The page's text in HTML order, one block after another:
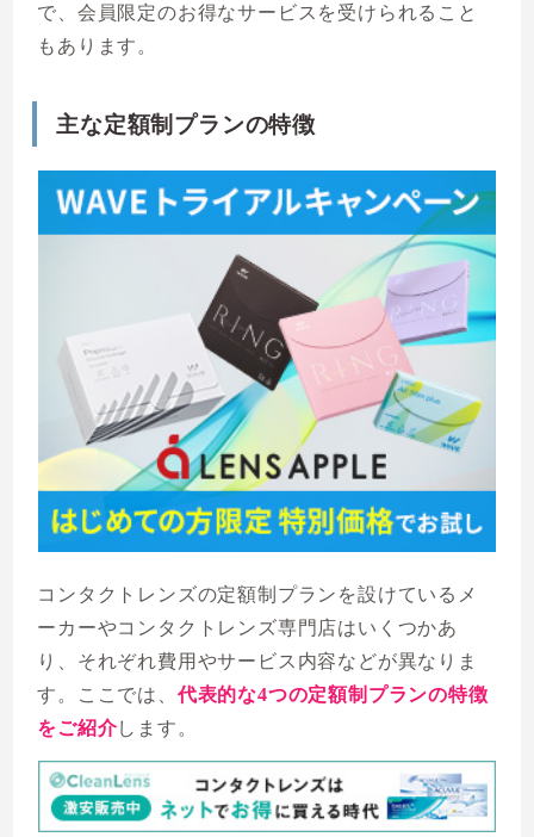
で、会員限定のお得なサービスを受けられること
もあります。
主な定額制プランの特徴
コンタクトレンズの定額制プランを設けているメ
ーカーやコンタクトレンズ専門店はいくつかあ
り、それぞれ費用やサービス内容などが異なりま
す。ここでは、 代表的な4つの定額制プランの特徴
をご紹介します。